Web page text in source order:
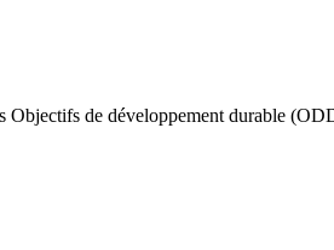
de développement durable